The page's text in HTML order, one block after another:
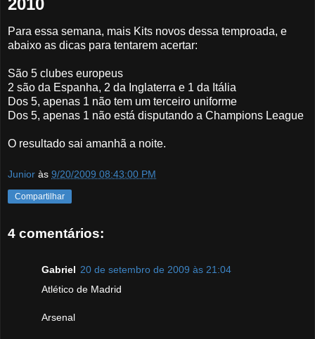
Para essa semana, mais Kits novos dessa temproada, e
abaixo as dicas para tentarem acertar:
São 5 clubes europeus
2 são da Espanha, 2 da Inglaterra e 1 da Itália
Dos 5, apenas 1 não tem um terceiro uniforme
Dos 5, apenas 1 não está disputando a Champions League
O resultado sai amanhã a noite.
Junior às 9/20/2009 08:43:00 PM
Compartilhar
4 comentários:
Gabriel 20 de setembro de 2009 às 21:04
Atlético de Madrid
Arsenal